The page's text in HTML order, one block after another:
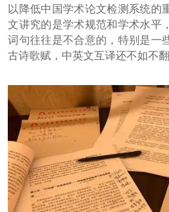
以降低中国学术论文检测系统的
文讲究的是学术规范和学术水平
词句往往是不合意的，特别是一
古诗歌赋，中英文互译还不如不翻